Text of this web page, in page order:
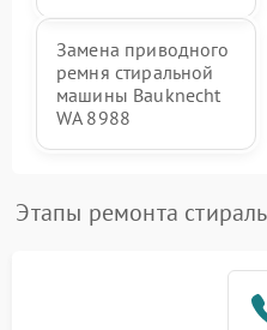
Замена приводного
ремня стиральной
машины Bauknecht
WA 8988
Этапы ремонта